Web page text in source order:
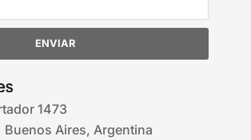
ENVIAR
1473
Buenos Aires, Argentina